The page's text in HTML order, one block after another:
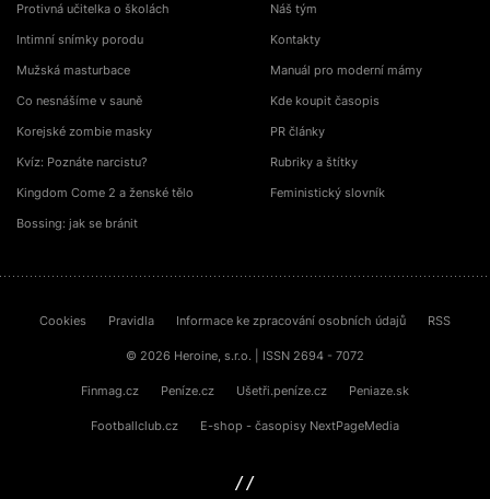
Protivná učitelka o školách
Intimní snímky porodu
Mužská masturbace
Co nesnášíme v sauně
Korejské zombie masky
Kvíz: Poznáte narcistu?
Kingdom Come 2 a ženské tělo
Bossing: jak se bránit
Náš tým
Kontakty
Manuál pro moderní mámy
Kde koupit časopis
PR články
Rubriky a štítky
Feministický slovník
Cookies Pravidla Informace ke zpracování osobních údajů RSS
© 2026 Heroine, s.r.o. | ISSN 2694 - 7072
Finmag.cz Peníze.cz Ušetři.peníze.cz Peniaze.sk
Footballclub.cz E-shop - časopisy NextPageMedia